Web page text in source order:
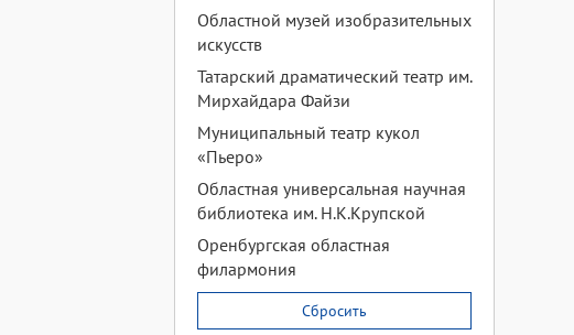
Областной музей изобразительных
искусств
Татарский драматический театр им.
Мирхайдара Файзи
Муниципальный театр кукол
«Пьеро»
Областная универсальная научная
библиотека им. Н.К.Крупской
Оренбургская областная
филармония
Сбросить